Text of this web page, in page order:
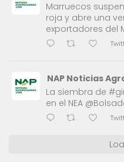
Marruecos
roja y abre una
exportadores del
NAP Noticias
La siembra de
en el NEA